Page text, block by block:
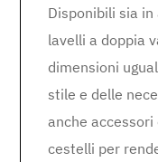
Disponibili sia
lavelli a doppia
dimensioni
stile e delle
anche
cestelli per